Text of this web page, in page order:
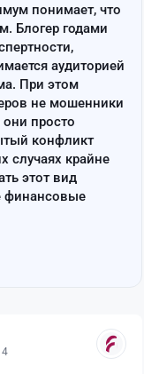
понимает, что
Блогер годами
аудиторией
При этом
не мошенники
просто
конфликт
случаях крайне
этот вид
финансовые